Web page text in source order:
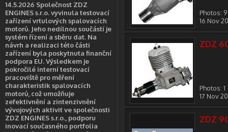
Photos: 9
16 Nov
ZDZ
Photos: 1
17 Nov
ZDZ
14.5.2026 Společnost ZDZ
ENGINES s.r.o. vyvinula testovací
zařízení vrtulových spalovacích
motorů. Jeho nedílnou součástí je
systém řízení a sběru dat. Na
návrh a realizaci této části
zařízení byla poskytnuta finanční
podpora EU. Výsledkem je
pokročilé interní testovací
pracoviště pro měření
charakteristik spalovacích
motorů, což umožňuje
zefektivnění a zintenzivnění
vývojových aktivit ve společnosti
ZDZ ENGINES s.r.o., podporu
inovací současného portfolia